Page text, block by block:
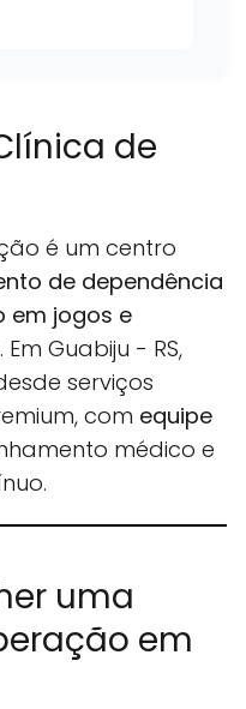
de
é um centro
de dependência
em jogos e
. Em Guabiju - RS,
serviços
com equipe
médico e
uma
em